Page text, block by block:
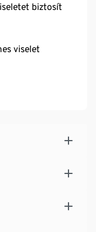
biztosít
viselet